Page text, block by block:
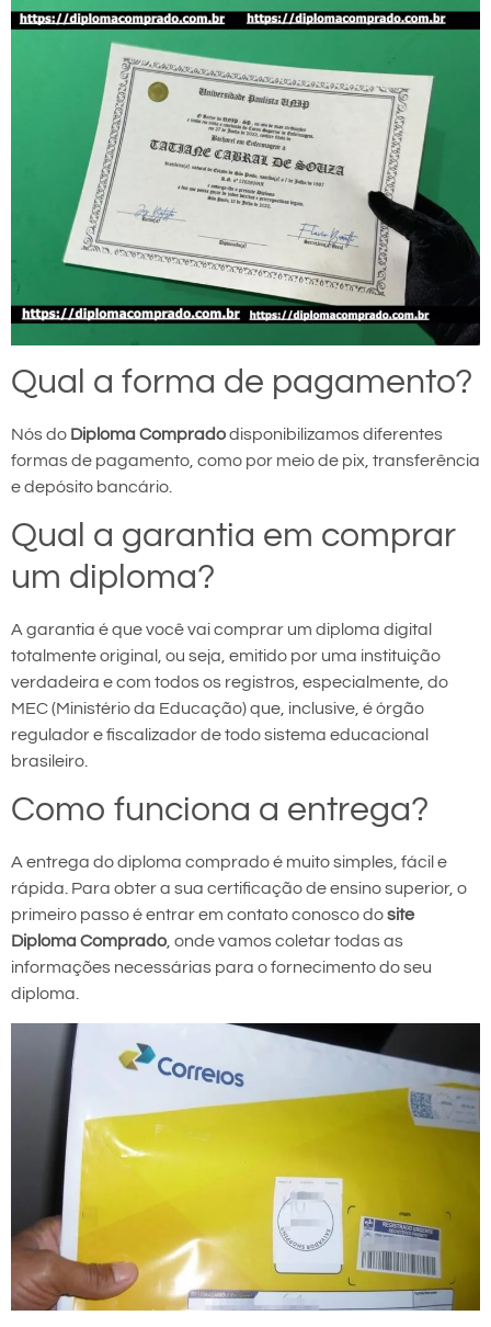
Qual a forma de pagamento?
Nós do Diploma Compradodisponibilizamos diferentes
formas de pagamento, como por meio de pix, transferência
e depósito bancário.
Qual a garantia em comprar
um diploma?
A garantia é que você vai comprar um diploma digital
totalmente original, ou seja, emitido por uma instituição
verdadeira e com todos os registros, especialmente, do
MEC (Ministério da Educação) que, inclusive, é órgão
regulador e fiscalizador de todo sistema educacional
brasileiro.
Como funciona a entrega?
A entrega do diploma comprado é muito simples, fácil e
rápida. Para obter a sua certificação de ensino superior, o
primeiro passo é entrar em contato conosco dosite
Diploma Comprado, onde vamos coletar todas as
informações necessárias para o fornecimento do seu
diploma.